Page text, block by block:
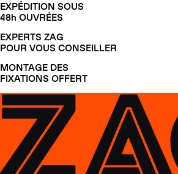
EXPÉDITION SOUS
48h OUVRÉES
EXPERTS ZAG
POUR VOUS CONSEILLER
MONTAGE DES
FIXATIONS OFFERT